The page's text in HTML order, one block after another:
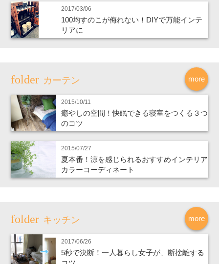
2017/03/06
100均すのこが侮れない！DIYで万能インテ
リアに
more
カーテン
2015/10/11
癒やしの空間！快眠できる寝室をつくる３つ
のコツ
2015/07/27
夏本番！涼を感じられるおすすめインテリア
カラーコーディネート
more
キッチン
2017/06/26
5秒で決断！一人暮らし女子が、断捨離する